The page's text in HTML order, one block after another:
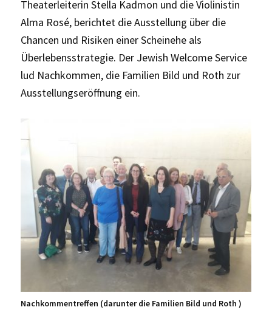
Theaterleiterin Stella Kadmon und die Violinistin
Alma Rosé, berichtet die Ausstellung über die
Chancen und Risiken einer Scheinehe als
Überlebensstrategie. Der Jewish Welcome Service
lud Nachkommen, die Familien Bild und Roth zur
Ausstellungseröffnung ein.
Nachkommentreffen (darunter die Familien Bild und Roth )